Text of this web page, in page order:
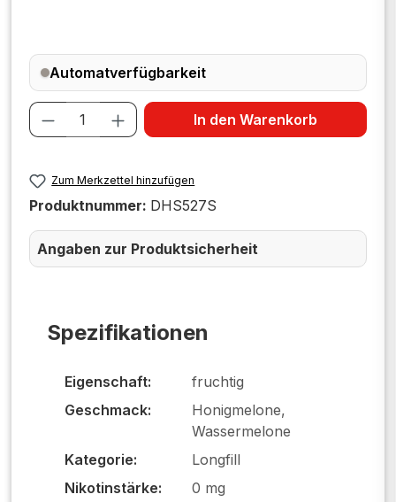
Spezifikationen
Eigenschaft:
fruchtig
Geschmack:
Honigmelone,
Wassermelone
Kategorie:
Longfill
Nikotinstärke:
0 mg
Automatverfügbarkeit
Produkt Anzahl: Gib den
In den Warenkorb
Zum Merkzettel hinzufügen
Produktnummer: DHS527S
Angaben zur Produktsicherheit